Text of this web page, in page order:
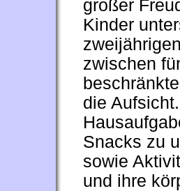
großer
Kinder
zwischen
die
Snacks zu
sowie
und ihre